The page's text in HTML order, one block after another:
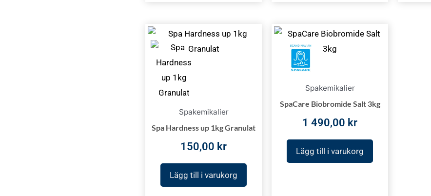
Spakemikalier
Spa Hardness up 1kg Granulat
150,00 kr
Lägg till i varukorg
Spakemikalier
SpaCare Biobromide Salt 3kg
1 490,00 kr
Lägg till i varukorg